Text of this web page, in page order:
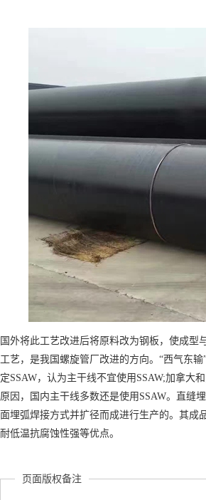
国外将此工艺改进后将原料改为钢板，使成
工艺，是我国螺旋管厂改进的方向。“西气东
定SSAW，认为主干线不宜使用SSAW;加拿大
原因，国内主干线多数还是使用SSAW。直缝
面埋弧焊接方式并扩径而成进行生产的。其成
耐低温抗腐蚀性强等优点。
页面版权备注